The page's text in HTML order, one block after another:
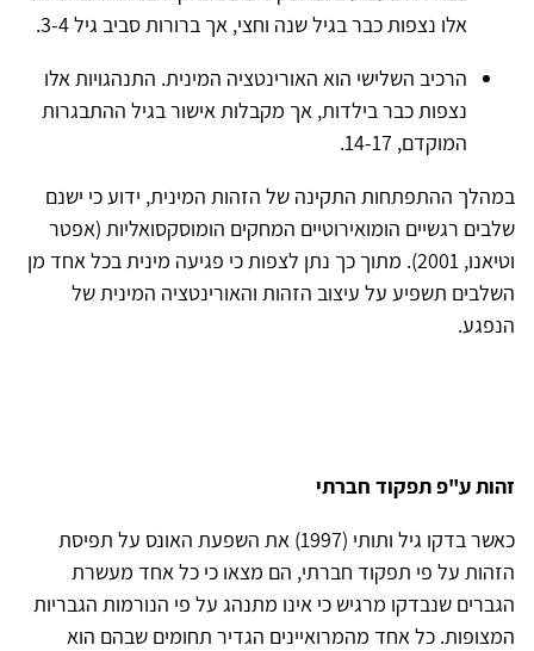
אלו נצפות כבר בגיל שנה וחצי, אך ברורות סביב גיל 3-4.
הרכיב השלישי הוא האורינטציה המינית. התנהגויות אלו
נצפות כבר בילדות, אך מקבלות אישור בגיל ההתבגרות
המוקדם, 14-17.
במהלך ההתפתחות התקינה של הזהות המינית, ידוע כי ישנם
שלבים רגשיים הומואירוטיים המחקים הומוסקסואליות (אפטר
וטיאנו, 2001). מתוך כך נתן לצפות כי פגיעה מינית בכל אחד מן
השלבים תשפיע על עיצוב הזהות והאורינטציה המינית של
הנפגע.
זהות ע"פ תפקוד חברתי
כאשר בדקו גיל ותותי (1997) את השפעת האונס על תפיסת
הזהות על פי תפקוד חברתי, הם מצאו כי כל אחד מעשרת
הגברים שנבדקו מרגיש כי אינו מתנהג על פי הנורמות הגבריות
המצופות. כל אחד מהמרואיינים הגדיר תחומים שבהם הוא